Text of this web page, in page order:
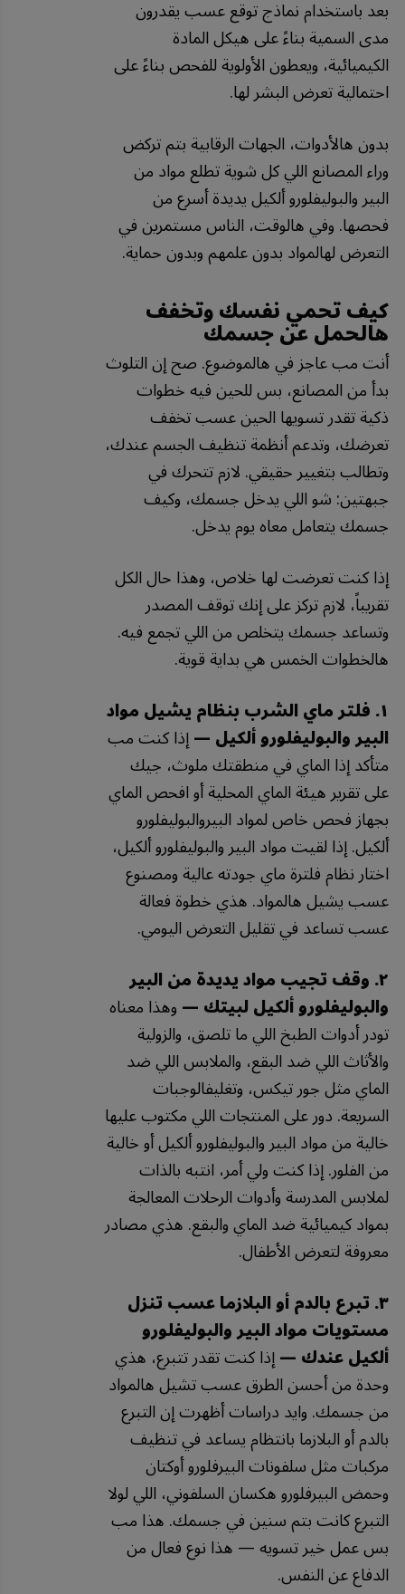
بعد باستخدام نماذج توقع عسب يقدرون
مدى السمية بناءً على هيكل المادة
الكيميائية، ويعطون الأولوية للفحص بناءً على
احتمالية تعرض البشر لها.
بدون هالأدوات، الجهات الرقابية بتم تركض
وراء المصانع اللي كل شوية تطلع مواد من
البير والبوليفلورو ألكيل يديدة أسرع من
فحصها. وفي هالوقت، الناس مستمرين في
التعرض لهالمواد بدون علمهم وبدون حماية.
كيف تحمي نفسك وتخفف
هالحمل عن جسمك
أنت مب عاجز في هالموضوع. صح إن التلوث
بدأ من المصانع، بس للحين فيه خطوات
ذكية تقدر تسويها الحين عسب تخفف
تعرضك، وتدعم أنظمة تنظيف الجسم عندك،
وتطالب بتغيير حقيقي. لازم تتحرك في
جبهتين: شو اللي يدخل جسمك، وكيف
جسمك يتعامل معاه يوم يدخل.
إذا كنت تعرضت لها خلاص، وهذا حال الكل
تقريباً، لازم تركز على إنك توقف المصدر
وتساعد جسمك يتخلص من اللي تجمع فيه.
هالخطوات الخمس هي بداية قوية.
١. فلتر ماي الشرب بنظام يشيل مواد
البير والبوليفلورو ألكيل —إذا كنت مب
متأكد إذا الماي في منطقتك ملوث، جيك
على تقرير هيئة الماي المحلية أو افحص الماي
بجهاز فحص خاص لمواد البيروالبوليفلورو
ألكيل. إذا لقيت مواد البير والبوليفلورو ألكيل،
اختار نظام فلترة ماي جودته عالية ومصنوع
عسب يشيل هالمواد. هذي خطوة فعالة
عسب تساعد في تقليل التعرض اليومي.
٢. وقف تجيب مواد يديدة من البير
والبوليفلورو ألكيل لبيتك —وهذا معناه
تودر أدوات الطبخ اللي ما تلصق، والزولية
والأثاث اللي ضد البقع، والملابس اللي ضد
الماي مثل جور تيكس، وتغليفالوجبات
السريعة. دور على المنتجات اللي مكتوب عليها
خالية من مواد البير والبوليفلورو ألكيل أو خالية
من الفلور. إذا كنت ولي أمر، انتبه بالذات
لملابس المدرسة وأدوات الرحلات المعالجة
بمواد كيميائية ضد الماي والبقع. هذي مصادر
معروفة لتعرض الأطفال.
٣. تبرع بالدم أو البلازما عسب تنزل
مستويات مواد البير والبوليفلورو
ألكيل عندك —إذا كنت تقدر تتبرع، هذي
وحدة من أحسن الطرق عسب تشيل هالمواد
من جسمك. وايد دراسات أظهرت إن التبرع
بالدم أو البلازما بانتظام يساعد في تنظيف
مركبات مثل سلفونات البيرفلورو أوكتان
وحمض البيرفلورو هكسان السلفوني، اللي لولا
التبرع كانت بتم سنين في جسمك. هذا مب
بس عمل خير تسويه — هذا نوع فعال من
الدفاع عن النفس.